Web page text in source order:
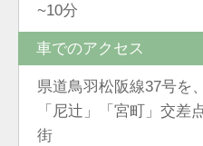
~10分
車でのアクセス
県道鳥羽松阪線37号を
「尼辻」「宮町」交差
街